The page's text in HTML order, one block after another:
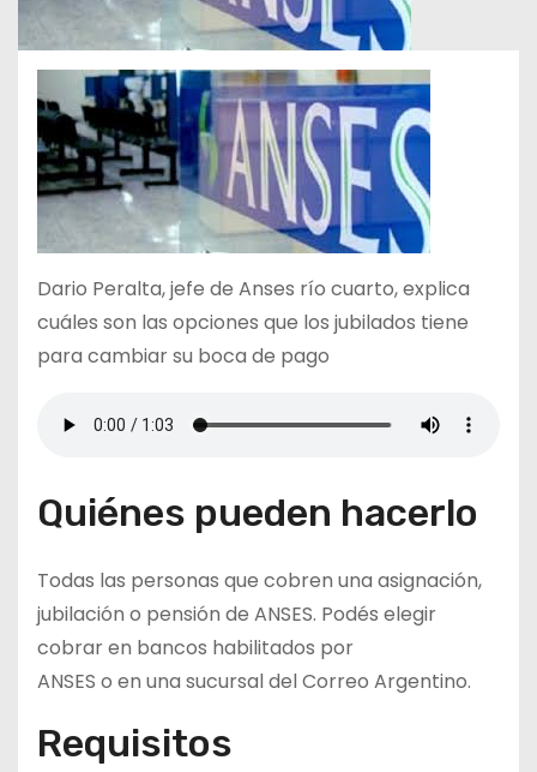
Dario Peralta, jefe de Anses río cuarto, explica
cuáles son las opciones que los jubilados tiene
para cambiar su boca de pago
Quiénes pueden hacerlo
Todas las personas que cobren una asignación,
jubilación o pensión de ANSES. Podés elegir
cobrar en bancos habilitados por
ANSES o en una sucursal del Correo Argentino.
Requisitos